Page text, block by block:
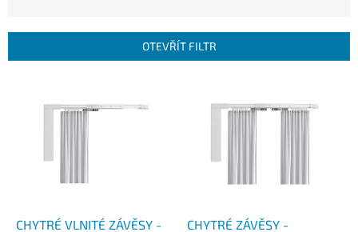
r
OTEVŘÍT FILTR
CHYTRÉ VLNITÉ ZÁVĚSY -
CHYTRÉ ZÁVĚSY -